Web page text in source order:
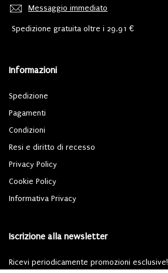
Messaggio immediato
Spedizione gratuita oltre i 29,91 €
Informazioni
Spedizione
Pagamenti
Condizioni
Resi e diritto di recesso
Privacy Policy
Cookie Policy
Informativa Privacy
Iscrizione alla newsletter
Ricevi periodicamente promozioni esclusive!